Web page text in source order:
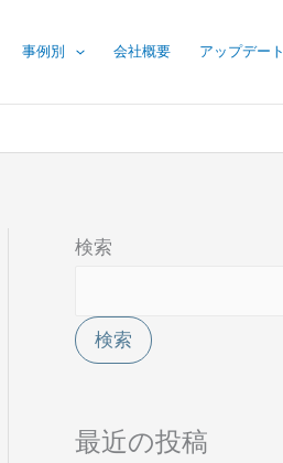
事例別 会社概要 アップデート
検索
検索
最近の投稿